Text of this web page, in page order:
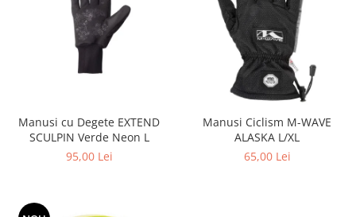
Manusi cu Degete EXTEND
SCULPIN Verde Neon L
95,00 Lei
Manusi Ciclism M-WAVE
ALASKA L/XL
65,00 Lei